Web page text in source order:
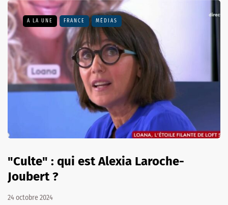
A LA UNE FRANCE MÉDIAS
"Culte" : qui est Alexia Laroche-
Joubert ?
24 octobre 2024